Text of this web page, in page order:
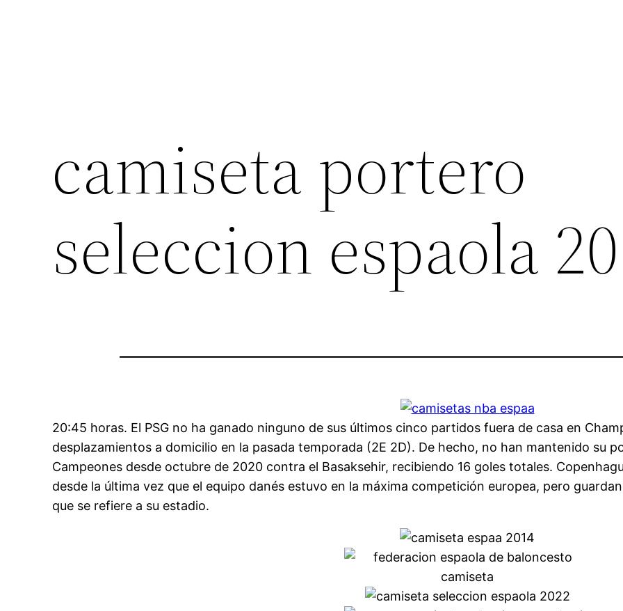
camiseta portero
seleccion espaola
20:45 horas. El PSG no ha ganado ninguno de sus últimos cinco partidos fuera de casa en
desplazamientos a domicilio en la pasada temporada (2E 2D). De hecho, no han mantenido su
Campeones desde octubre de 2020 contra el Basaksehir, recibiendo 16 goles totales.
desde la última vez que el equipo danés estuvo en la máxima competición europea, pero
que se refiere a su estadio.